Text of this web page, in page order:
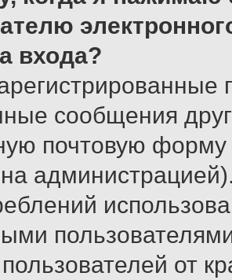
входа?
сообщения
почтовую
от